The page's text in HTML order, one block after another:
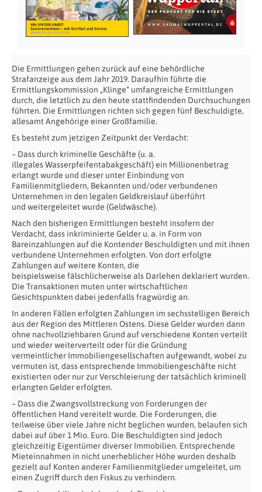
Die Ermittlungen gehen zurück auf eine behördliche
Strafanzeige ausdem Jahr 2019. Daraufhin führte die
Ermittlungskommission „Klinge“ umfangreiche Ermittlungen
durch, die letztlich zu den heute stattfindenden Durchsuchungen
führten. Die Ermittlungen richten sich gegen fünf Beschuldigte,
allesamt Angehörige einer Großfamilie.
Es besteht zum jetzigen Zeitpunkt der Verdacht:
– Dass durch kriminelle Geschäfte (u. a.
illegalesWasserpfeifentabakgeschäft) ein Millionenbetrag
erlangt wurde und dieser unter Einbindung von
Familienmitgliedern, Bekannten und/oderverbundenen
Unternehmen in den legalen Geldkreislauf überführt
und weitergeleitet wurde (Geldwäsche).
Nach den bisherigen Ermittlungen besteht insofern der
Verdacht, dass inkriminierte Gelder u. a. in Form von
Bareinzahlungen auf die Kontender Beschuldigten und mit ihnen
verbundene Unternehmen erfolgten. Von dort erfolgte
Zahlungen auf weitere Konten, die
beispielsweise fälschlicherweise als Darlehen deklariert wurden.
Die Transaktionen muten unter wirtschaftlichen
Gesichtspunkten dabei jedenfallsfragwürdig an.
In anderen Fällen erfolgten Zahlungen im sechsstelligen Bereich
ausder Region des Mittleren Ostens. Diese Gelder wurden dann
ohne nachvollziehbaren Grund auf verschiedene Konten verteilt
und wiederweiterverteilt oder für die Gründung
vermeintlicher Immobiliengesellschaften aufgewandt, wobei zu
vermuten ist, dassentsprechende Immobiliengeschäfte nicht
existierten oder nur zurVerschleierung der tatsächlich kriminell
erlangten Gelder erfolgten.
– Dass die Zwangsvollstreckung von Forderungen der
öffentlichen Hand vereitelt wurde. Die Forderungen, die
teilweise über viele Jahre nicht beglichen wurden, belaufen sich
dabei auf über 1 Mio. Euro. Die Beschuldigten sind jedoch
gleichzeitig Eigentümer diverser Immobilien. Entsprechende
Mieteinnahmen in nicht unerheblicher Höhe wurden deshalb
gezielt auf Konten anderer Familienmitglieder umgeleitet, um
einen Zugriff durch den Fiskus zu verhindern.